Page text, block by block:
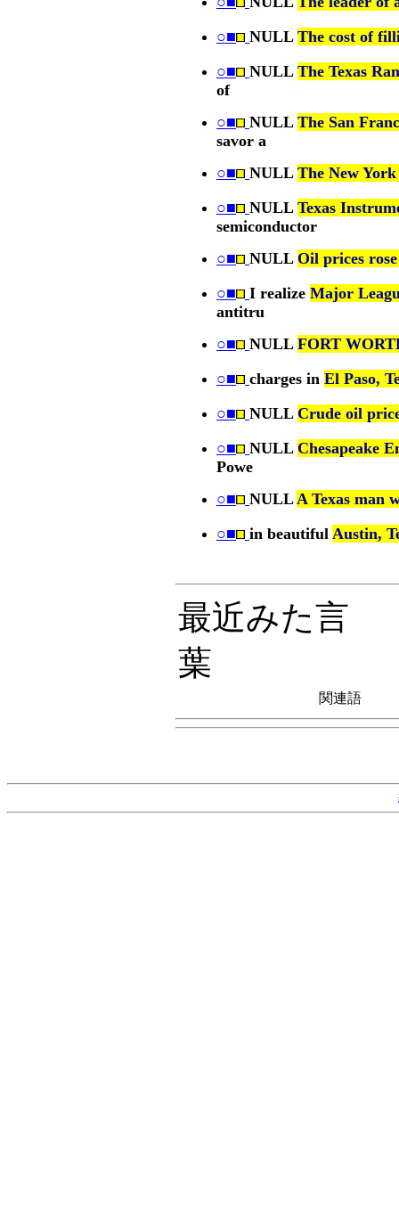
○■
NULL The cost of
○■
NULL The Texas
of
○■ NULL The San
savor a
○■ NULL The New York
○■
NULL Texas
semiconductor
○■ NULL Oil prices
○■
I realize Major
antitru
○■ NULL FORT
○■
charges in El Paso,
○■
NULL Crude oil
○■
NULL Chesapeake
Powe
○■ NULLA Texas man
○■
in beautiful Austin,
最近みた言
葉
関連語